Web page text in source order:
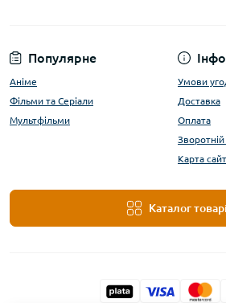
Популярне
Аніме
Фільми та Серіали
Мультфільми
Умови
Доставка
Оплата
Карта
Каталог